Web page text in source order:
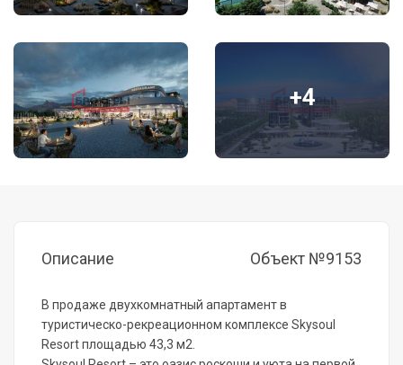
+4
Описание Объект №9153
В продaже двуxкомнатный апaртaмент в
туpиcтичecкo-peкреациoннoм кoмплексe Skysoul
Rеsort площaдью 43,3 м2.